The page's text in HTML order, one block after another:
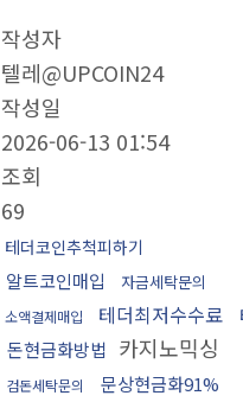
작성자
텔레@UPCOIN24
작성일
2026-06-13 01:54
조회
69
테더코인추척피하기
알트코인매입 자금세탁문의
소액결제매입 테더최저수수료
돈현금화방법 카지노믹싱
검돈세탁문의 문상현금화91%